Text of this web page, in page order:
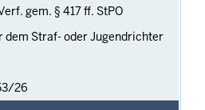
gem. § 417 ff. StPO
dem Straf- oder Jugendrichter
26